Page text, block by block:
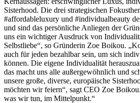
Sisterhood. Die drei strategischen
#affordableluxury und #individualbeauty
und sind das persönliche Anliegen der
uns ein wichtiger Ausdruck von
Selbstliebe“, so Gründerin Zoe Boikou.
auch für jeden bezahlbar sein, um sich
können. Die eigene Individualität
das macht uns alle außergewöhnlich und
unsere große, diverse, europäische
möchten wir feiern“, sagt CEO Zoe
was wir tun, im Mittelpunkt.“